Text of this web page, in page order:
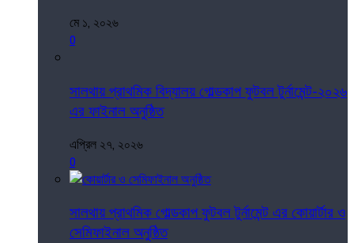
মে ১, ২০২৬
0
সালথায় প্রাথমিক বিদ্যালয় গোল্ডকাপ ফুটবল টুর্নামেন্ট-২০২৬
এর ফাইনাল অনুষ্ঠিত
এপ্রিল ২৭, ২০২৬
0
সালথায় প্রাথমিক গোল্ডকাপ ফুটবল টুর্নামেন্ট এর কোয়ার্টার ও
সেমিফাইনাল অনুষ্ঠিত